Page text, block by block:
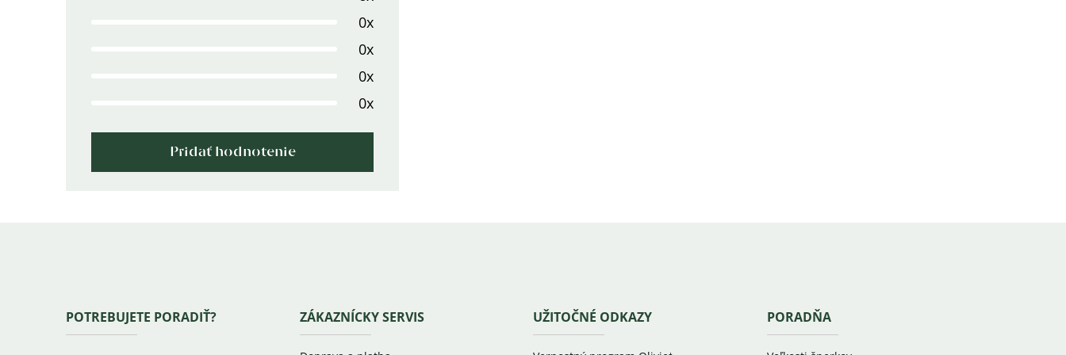
0x
0x
0x
0x
Pridať hodnotenie
ZápätiePOTREBUJETE PORADIŤ? ZÁKAZNÍCKY SERVIS UŽITOČNÉ ODKAZY PORADŇA